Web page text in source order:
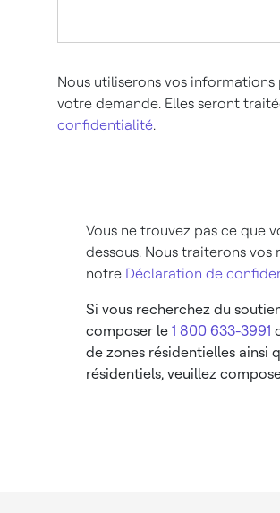
Nous utiliserons vos
votre demande. Elles seront
confidentialité.
Vous ne trouvez pas ce que
dessous. Nous traiterons
notre Déclaration de
Si vous recherchez du
composer le 1 800 633-3991
de zones résidentielles ainsi
résidentiels, veuillez